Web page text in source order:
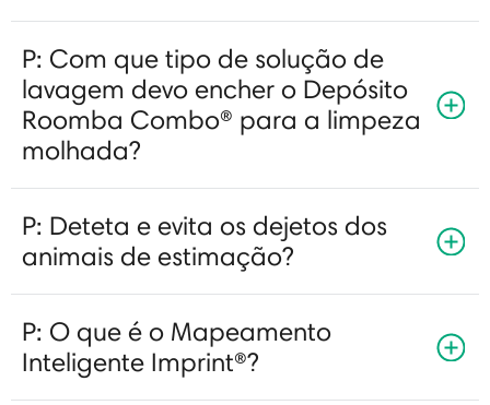
P: Com que tipo de solução de
lavagem devo encher o Depósito
Roomba Combo® para a limpeza
molhada?
P: Deteta e evita os dejetos dos
animais de estimação?
P: O que é o Mapeamento
Inteligente Imprint®?